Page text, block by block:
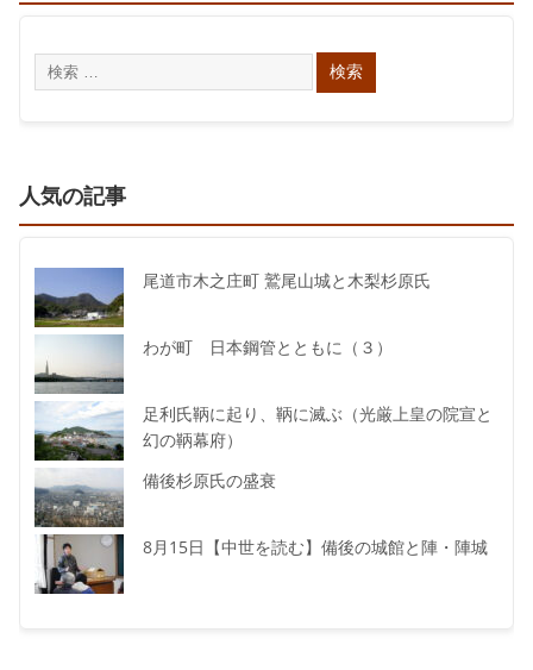
人気の記事
尾道市木之庄町 鷲尾山城と木梨杉原氏
わが町 日本鋼管とともに（３）
足利氏鞆に起り、鞆に滅ぶ（光厳上皇の院宣と
幻の鞆幕府）
備後杉原氏の盛衰
8月15日【中世を読む】備後の城館と陣・陣城